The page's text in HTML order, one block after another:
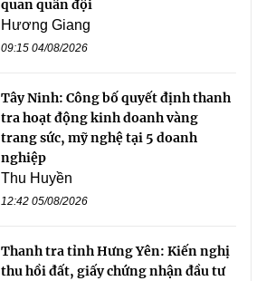
quan quân đội
Hương Giang
09:15 04/08/2026
Tây Ninh: Công bố quyết định thanh
tra hoạt động kinh doanh vàng
trang sức, mỹ nghệ tại 5 doanh
nghiệp
Thu Huyền
12:42 05/08/2026
Thanh tra tỉnh Hưng Yên: Kiến nghị
thu hồi đất, giấy chứng nhận đầu tư